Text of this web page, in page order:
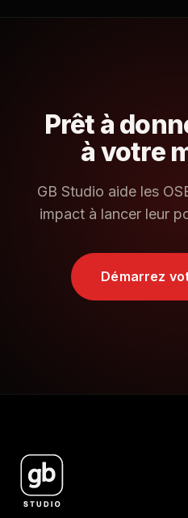
Prêt à
à votre
GB Studio aide les
impact à lancer leur
Démarrez